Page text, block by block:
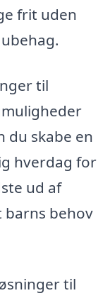
frit uden
til
du skabe en
hverdag for
ud af
barns behov
til